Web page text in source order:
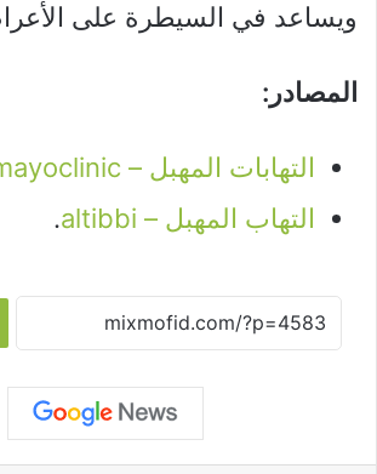
ويساعد في السيطرة على
المصادر:
التهابات المهبل – mayoclinic
التهاب المهبل – altibbi
.